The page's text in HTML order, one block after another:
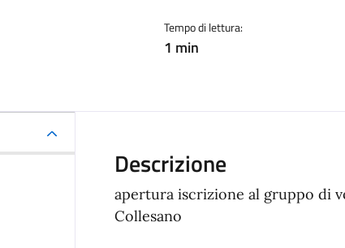
Tempo di lettura:
1 min
Descrizione
apertura iscrizione al gruppo di
Collesano